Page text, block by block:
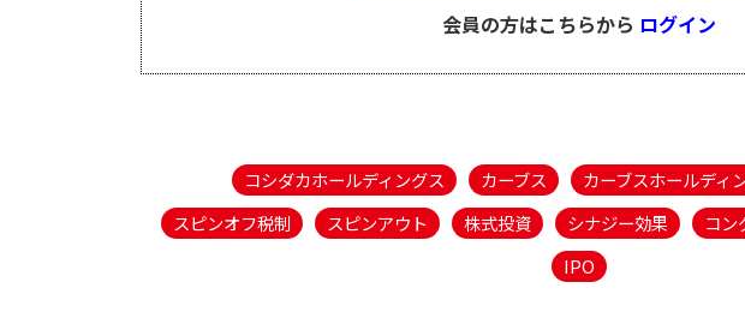
会員の方はこちらから ログイン
コシダカホールディングス カーブス カーブスホールディ
スピンオフ税制
スピンアウト 株式投資 シナジー効果
コン
IPO